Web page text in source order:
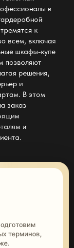
в
к
всем, включая
шкафы-купе
позволяют
решения,
и
В этом
заказ
и
терминов,